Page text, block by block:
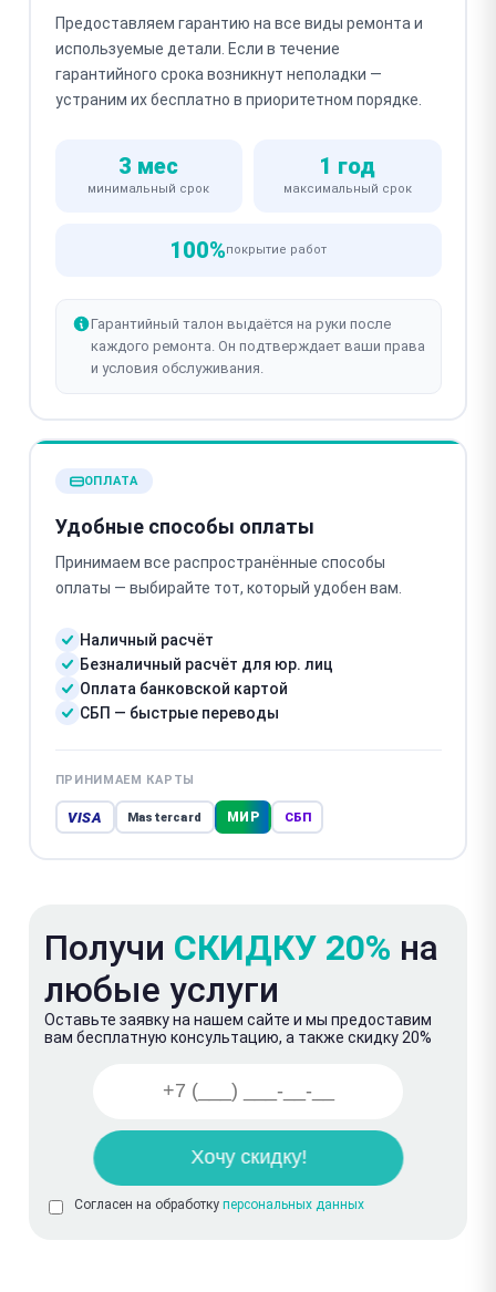
Предоставляем гарантию на все виды ремонта и
используемые детали. Если в течение
гарантийного срока возникнут неполадки —
устраним их бесплатно в приоритетном порядке.
3 мес
минимальный срок
1 год
максимальный срок
100%покрытие работ
Гарантийный талон выдаётся на руки после
каждого ремонта. Он подтверждает ваши права
и условия обслуживания.
ОПЛАТА
Удобные способы оплаты
Принимаем все распространённые способы
оплаты — выбирайте тот, который удобен вам.
Наличный расчёт
Безналичный расчёт для юр. лиц
Оплата банковской картой
СБП — быстрые переводы
ПРИНИМАЕМ КАРТЫ
VISA Mastercard МИР СБП
Получи СКИДКУ 20% на
любые услуги
Оставьте заявку на нашем сайте и мы предоставим
вам бесплатную консультацию, а также скидку 20%
Согласен на обработку персональных данных